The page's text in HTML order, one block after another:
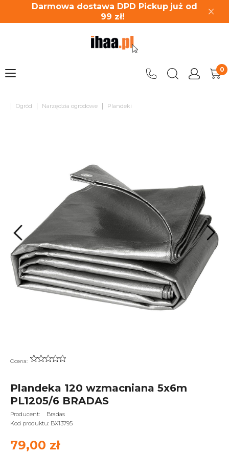
Darmowa dostawa DPD Pickup już od
99 zł!
| Ogród | Narzędzia ogrodowe | Plandeki
Ocena:
Plandeka 120 wzmacniana 5x6m
PL1205/6 BRADAS
Producent:
Bradas
Kod produktu: BX13795
79,00 zł